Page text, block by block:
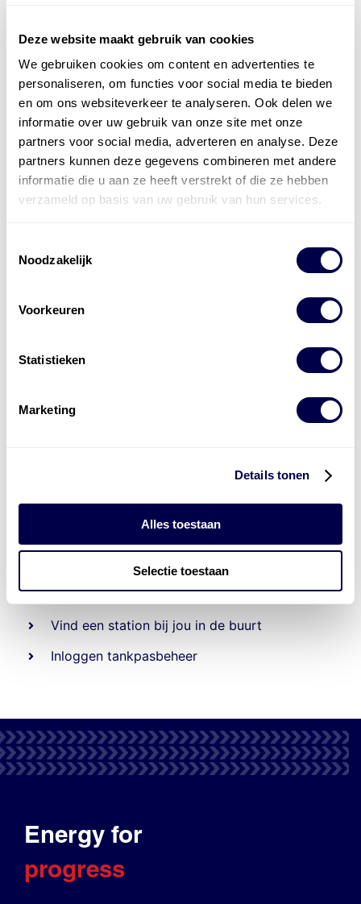
Deze website maakt gebruik van cookies
We gebruiken cookies om content en advertenties te
personaliseren, om functies voor social media te bieden
en om ons websiteverkeer te analyseren. Ook delen we
informatie over uw gebruik van onze site met onze
partners voor social media, adverteren en analyse. Deze
partners kunnen deze gegevens combineren met andere
informatie die u aan ze heeft verstrekt of die ze hebben
verzameld op basis van uw gebruik van hun services.
Noodzakelijk
Voorkeuren
Statistieken
Marketing
Details tonen
Alles toestaan
Selectie toestaan
Officieel distributeur met Mobil Smeermiddelen
voor alle sectoren
Welke olie heb ik nodig
Alle producten bekijken
ReferentiesKwikfit,Roba ,de Groot
tankstationsen duizenden
laadpassen
Den Hartog tank- en laadpas
Vind een station bij jou in de buurt
Inloggen tankpasbeheer
Energy for
progress